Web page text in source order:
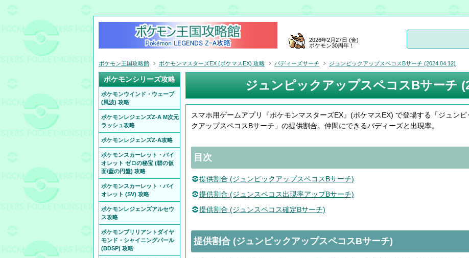
ジュンピックアップスペコスBサーチ
スマホ用ゲームアプリ『ポケモンマスターズEX』(ポケマスEX) で登場する「ジュンピ
クアップスペコスBサーチ」の提供割合。仲間にできるバディーズと出現率。
目次
提供割合 (ジュンピックアップスペコスBサーチ)
提供割合 (ジュンスペコス出現率アップBサーチ)
提供割合 (ジュンスペコス確定Bサーチ)
提供割合 (ジュンピックアップスペコスBサーチ)
2026年2月27日 (金)
ポケモン30周年！
ポケモン王国攻略館 ポケモンマスターズEX (ポケマスEX) 攻略 バディーズサーチ ジュンピックアップスペコスBサーチ (2024.04.12)
ポケモンシリーズ攻略
ポケモンウインド・ウェーブ
(風波) 攻略
ポケモンレジェンズZ-A M次元
ラッシュ攻略
ポケモンレジェンズZ-A攻略
ポケモンスカーレット・バイ
オレット ゼロの秘宝 (碧の仮
面/藍の円盤) 攻略
ポケモンスカーレット・バイ
オレット (SV) 攻略
ポケモンレジェンズアルセウ
ス攻略
ポケモンブリリアントダイヤ
モンド・シャイニングパール
(BDSP) 攻略